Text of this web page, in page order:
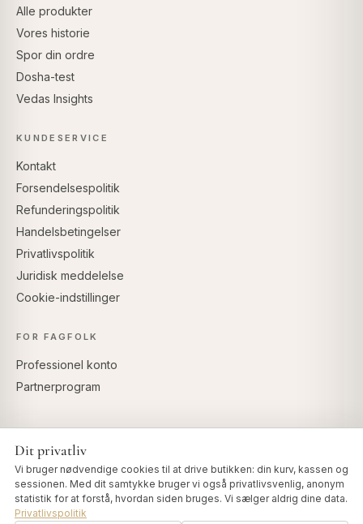
Alle produkter
Vores historie
Spor din ordre
Dosha-test
Vedas Insights
KUNDESERVICE
Kontakt
Forsendelsespolitik
Refunderingspolitik
Handelsbetingelser
Privatlivspolitik
Juridisk meddelelse
Cookie-indstillinger
FOR FAGFOLK
Professionel konto
Partnerprogram
Dit privatliv
Vi bruger nødvendige cookies til at drive butikken: din kurv, kassen og
sessionen. Med dit samtykke bruger vi også privatlivsvenlig, anonym
statistik for at forstå, hvordan siden bruges. Vi sælger aldrig dine data.
Privatlivspolitik